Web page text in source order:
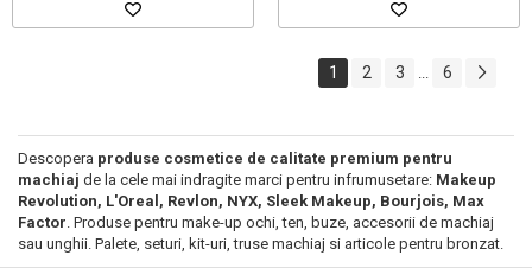
1 2 3 ... 6
Descopera produse cosmetice de calitate premium pentru
machiaj de la cele mai indragite marci pentru infrumusetare: Makeup
Revolution, L'Oreal, Revlon, NYX, Sleek Makeup, Bourjois, Max
Factor. Produse pentru make-up ochi, ten, buze, accesorii de machiaj
sau unghii. Palete, seturi, kit-uri, truse machiaj si articole pentru bronzat.